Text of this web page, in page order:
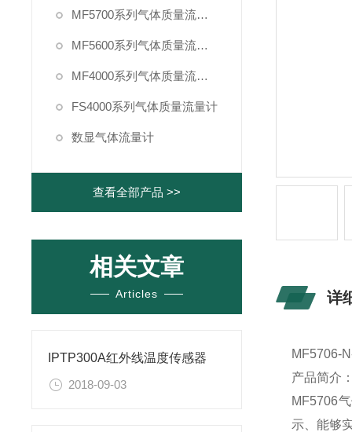
MF5700系列气体质量流量计
MF5600系列气体质量流量计
MF4000系列气体质量流量计
FS4000系列气体质量流量计
数显气体流量计
查看全部产品 >>
相关文章
Articles
IPTP300A红外线温度传感器
2018-09-03
详
MF5706-
产品简介
MF5706
示、能够